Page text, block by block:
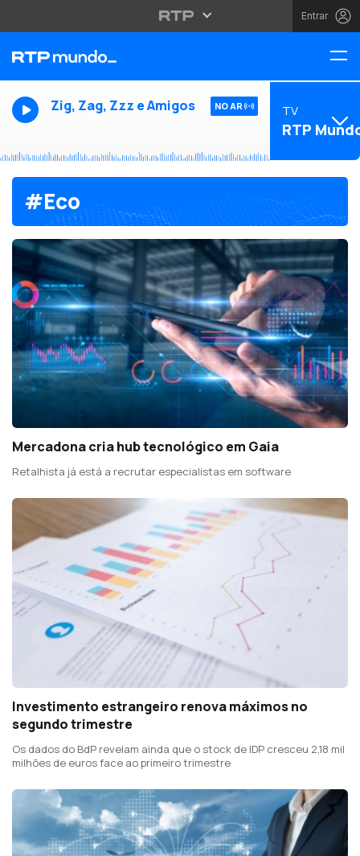
Entrar
Zig, Zag, Zzz e Amigos NO AR TV
RTP
#Eco
Mercadona cria hub tecnológico em Gaia
Retalhista já está a recrutar especialistas em software
Investimento estrangeiro renova máximos no
segundo trimestre
Os dados do BdP revelam ainda que o stock de IDP cresceu 2,18 mil
milhões de euros face ao primeiro trimestre